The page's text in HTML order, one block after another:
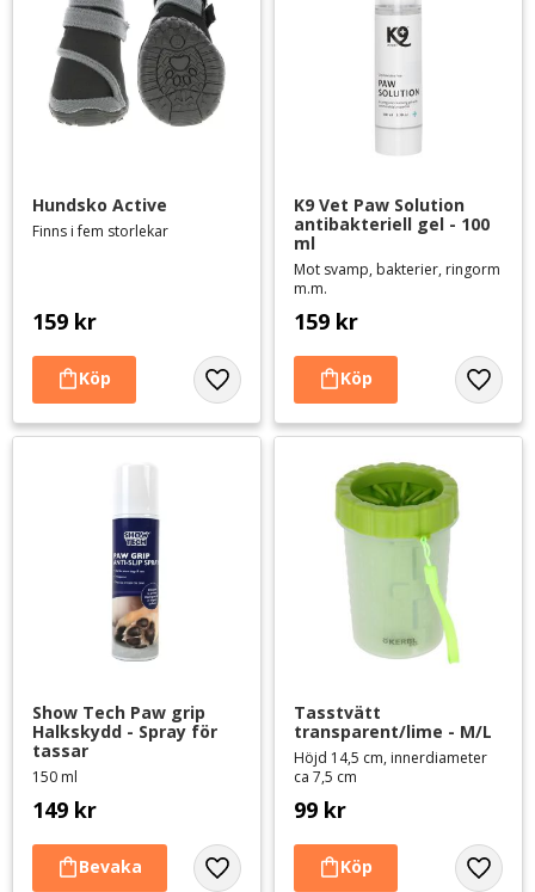
Hundsko Active
Finns i fem storlekar
159 kr
Lägg till i favoriter
K9 Vet Paw Solution
antibakteriell gel - 100
ml
Mot svamp, bakterier, ringorm
m.m.
159 kr
Lägg
Show Tech Paw grip
Halkskydd - Spray för
tassar
150 ml
149 kr
Lägg till i favoriter
Tasstvätt
transparent/lime - M/L
Höjd 14,5 cm, innerdiameter
ca 7,5 cm
99 kr
Lägg